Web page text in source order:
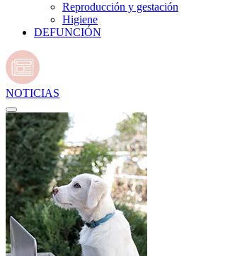
Reproducción y gestación
Higiene
DEFUNCIÓN
NOTICIAS